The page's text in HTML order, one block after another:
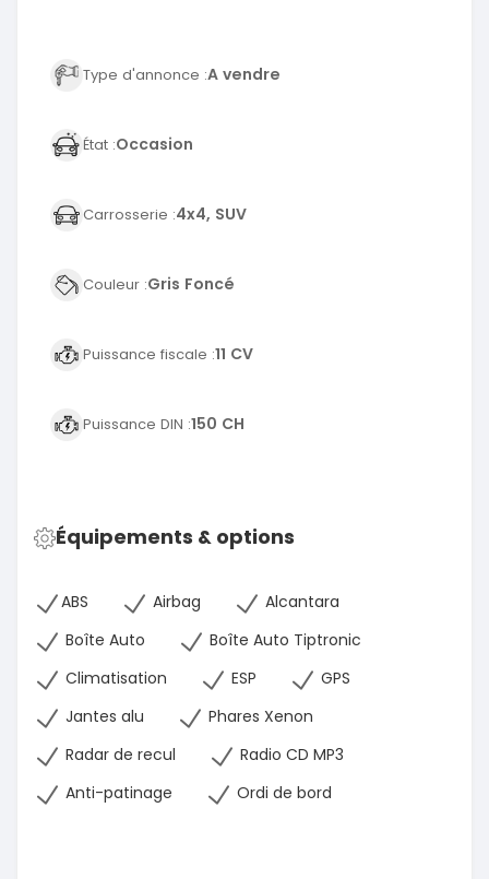
Type d'annonce :A vendre
État :Occasion
Carrosserie :4x4, SUV
Couleur :Gris Foncé
Puissance fiscale :11 CV
Puissance DIN :150 CH
Équipements & options
ABS Airbag
Alcantara
Boîte Auto
Boîte Auto Tiptronic
Climatisation
ESP
GPS
Jantes alu
Phares Xenon
Radar de recul
Radio CD MP3
Anti-patinage
Ordi de bord